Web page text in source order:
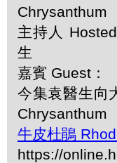
Chrysanthum
主持人
生
嘉賓 Guest：
今集袁醫生向
Chrysanthum
牛皮杜鵑
https://